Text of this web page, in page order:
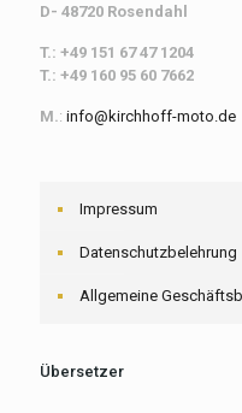
D- 48720 Rosendahl
T.: +49 151 67 47 1204
T.: +49 160 95 60 7662
M.: info@kirchhoff-moto.de
Impressum
Datenschutzbelehrung
Allgemeine
Übersetzer